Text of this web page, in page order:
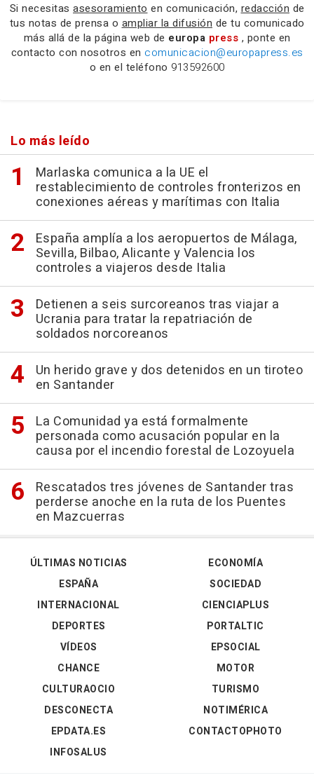
Si necesitas asesoramiento en comunicación, redacción de
tus notas de prensa o ampliar la difusión de tu comunicado
más allá de la página web de europa press , ponte en
contacto con nosotros en comunicacion@europapress.es
o en el teléfono 913592600
Lo más leído
Marlaska comunica a la UE el
restablecimiento de controles fronterizos en
conexiones aéreas y marítimas con Italia
España amplía a los aeropuertos de Málaga,
Sevilla, Bilbao, Alicante y Valencia los
controles a viajeros desde Italia
Detienen a seis surcoreanos tras viajar a
Ucrania para tratar la repatriación de
soldados norcoreanos
Un herido grave y dos detenidos en un tiroteo
en Santander
La Comunidad ya está formalmente
personada como acusación popular en la
causa por el incendio forestal de Lozoyuela
Rescatados tres jóvenes de Santander tras
perderse anoche en la ruta de los Puentes
en Mazcuerras
ÚLTIMAS NOTICIAS
ESPAÑA
INTERNACIONAL
DEPORTES
VÍDEOS
ECONOMÍA
SOCIEDAD
CIENCIAPLUS
PORTALTIC
EPSOCIAL
CHANCE
CULTURAOCIO
DESCONECTA
EPDATA.ES
INFOSALUS
MOTOR
TURISMO
NOTIMÉRICA
CONTACTOPHOTO